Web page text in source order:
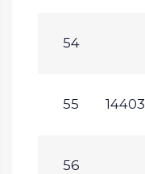
54
55 14403
56